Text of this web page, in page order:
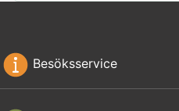
Besöksservice